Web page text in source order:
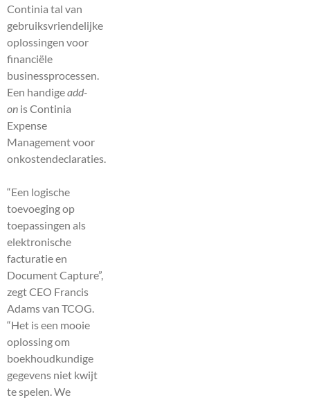
Continia tal van
gebruiksvriendelijke
oplossingen voor
financiële
businessprocessen.
Een handigeadd-
on is Continia
Expense
Management voor
onkostendeclaraties.
“Een logische
toevoeging op
toepassingen als
elektronische
facturatie en
Document Capture”,
zegt CEO Francis
Adams van TCOG.
“Het is een mooie
oplossing om
boekhoudkundige
gegevens niet kwijt
te spelen. We